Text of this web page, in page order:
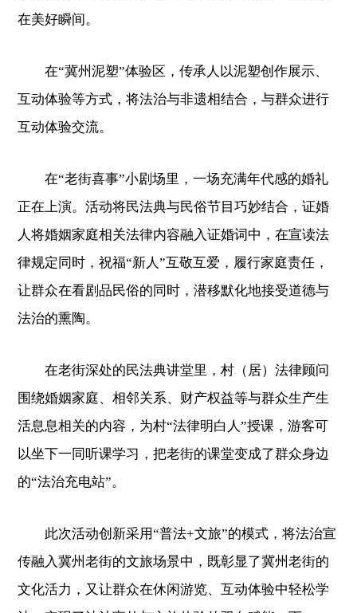
在美好瞬间。
在“冀州泥塑”体验区，传承人以泥塑创作展示、
互动体验等方式，将法治与非遗相结合，与群众进行
互动体验交流。
在“老街喜事”小剧场里，一场充满年代感的婚礼
正在上演。活动将民法典与民俗节目巧妙结合，证婚
人将婚姻家庭相关法律内容融入证婚词中，在宣读法
律规定同时，祝福“新人”互敬互爱，履行家庭责任，
让群众在看剧品民俗的同时，潜移默化地接受道德与
法治的熏陶。
在老街深处的民法典讲堂里，村（居）法律顾问
围绕婚姻家庭、相邻关系、财产权益等与群众生产生
活息息相关的内容，为村“法律明白人”授课，游客可
以坐下一同听课学习，把老街的课堂变成了群众身边
的“法治充电站”。
此次活动创新采用“普法+文旅”的模式，将法治宣
传融入冀州老街的文旅场景中，既彰显了冀州老街的
文化活力，又让群众在休闲游览、互动体验中轻松学